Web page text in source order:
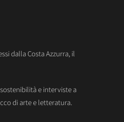
dalla Costa Azzurra, il
e interviste a
di arte e letteratura.